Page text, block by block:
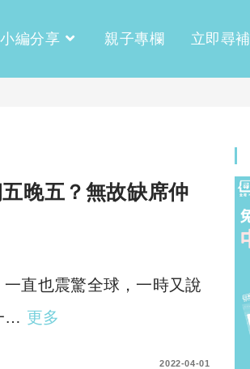
小編分享 親子專欄 立即尋補
晚五？無故缺席仲
直也震驚全球，一時又說
… 更多
2022-04-01